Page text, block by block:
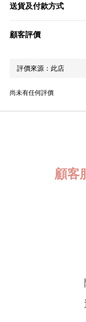
送貨及付款方式
顧客評價
尚未有任何評價
顧客